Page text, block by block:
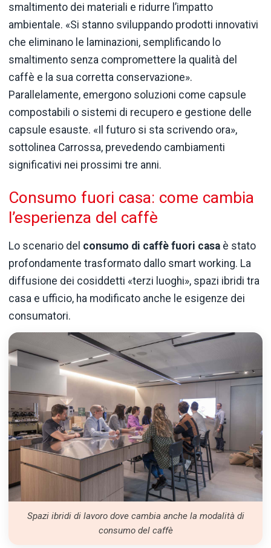
smaltimento dei materiali e ridurre l’impatto
ambientale. «Si stanno sviluppando prodotti innovativi
che eliminano le laminazioni, semplificando lo
smaltimento senza compromettere la qualità del
caffè e la sua corretta conservazione».
Parallelamente, emergono soluzioni come capsule
compostabili o sistemi di recupero e gestione delle
capsule esauste. «Il futuro si sta scrivendo ora»,
sottolinea Carrossa, prevedendo cambiamenti
significativi nei prossimi tre anni.
Consumo fuori casa: come cambia
l’esperienza del caffè
Lo scenario del consumo di caffè fuori casa è stato
profondamente trasformato dallo smart working. La
diffusione dei cosiddetti «terzi luoghi», spazi ibridi tra
casa e ufficio, ha modificato anche le esigenze dei
consumatori.
Spazi ibridi di lavoro dove cambia anche la modalità di
consumo del caffè